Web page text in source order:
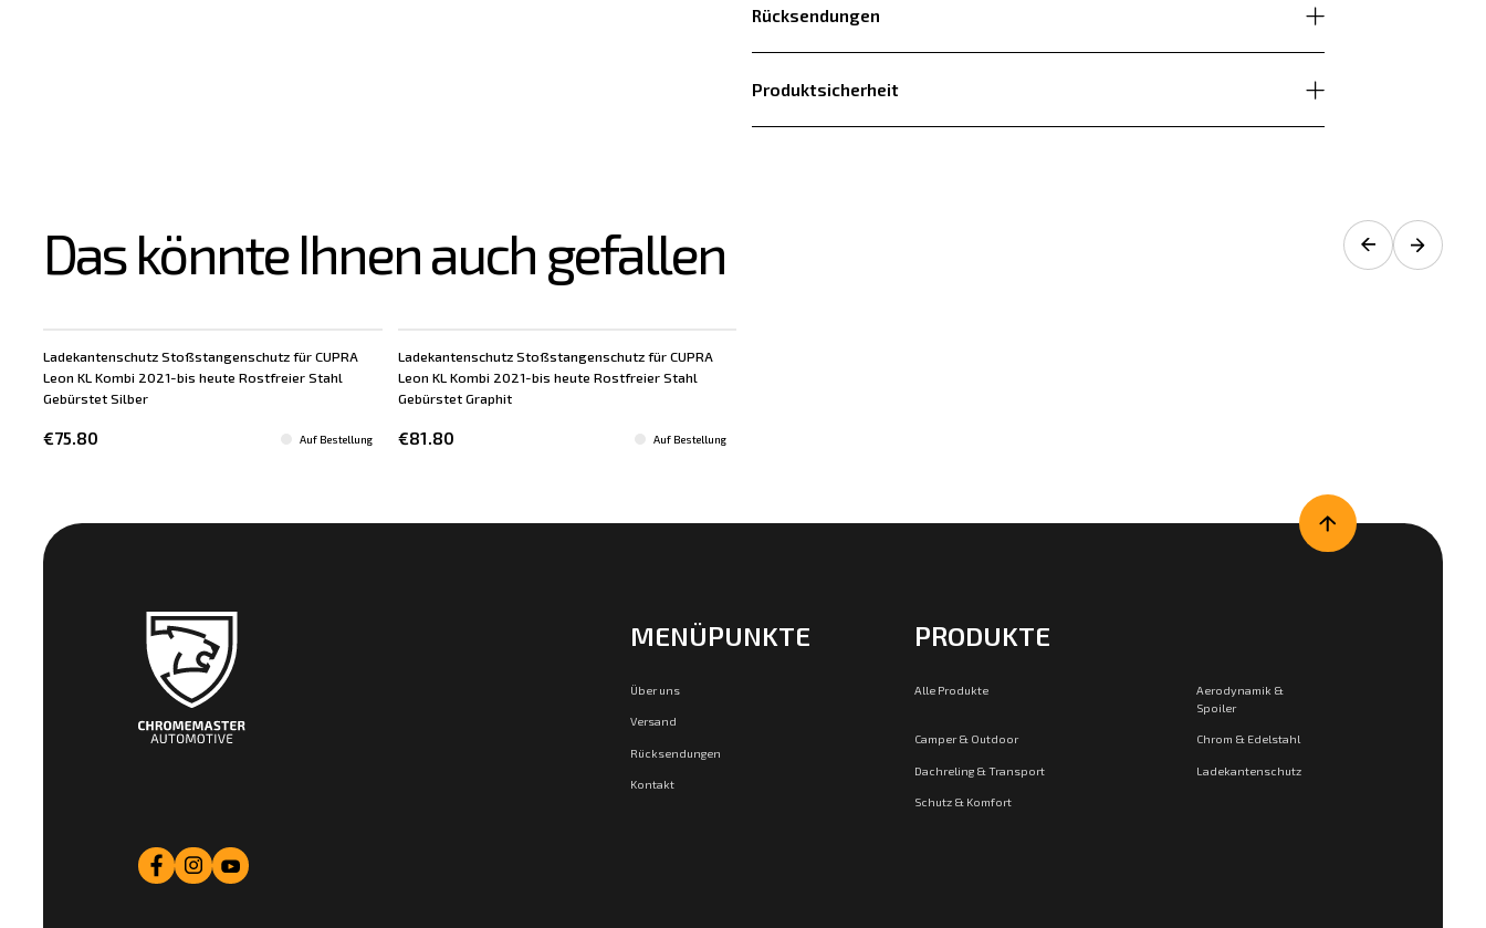
Rücksendungen
Produktsicherheit
Das könnte Ihnen auch gefallen
Ladekantenschutz Stoßstangenschutz für CUPRA
Leon KL Kombi 2021-bis heute Rostfreier Stahl
Gebürstet Silber
€75.80 Auf Bestellung
Ladekantenschutz Stoßstangenschutz für CUPRA
Leon KL Kombi 2021-bis heute Rostfreier Stahl
Gebürstet Graphit
€81.80 Auf Bestellung
MENÜPUNKTE
Über uns
Versand
Rücksendungen
Kontakt
PRODUKTE
Alle Produkte
Aerodynamik &
Spoiler
Camper & Outdoor Chrom & Edelstahl
Dachreling & Transport Ladekantenschutz
Schutz & Komfort